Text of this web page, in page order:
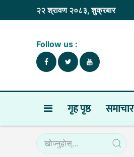
२२ श्रावण २०८३, शुक्रबार
Follow us :
गृह पृष्ठ समाचार